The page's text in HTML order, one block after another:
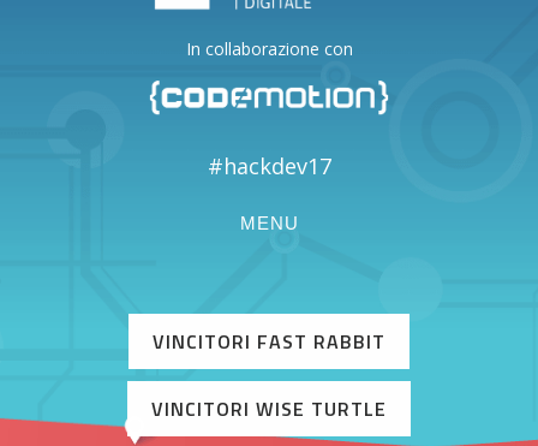
In collaborazione con
#hackdev17
MENU
VINCITORI FAST RABBIT
VINCITORI WISE TURTLE